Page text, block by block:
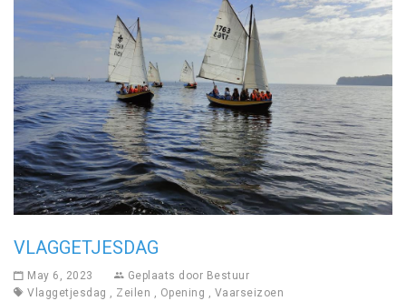
VLAGGETJESDAG
May 6, 2023 Geplaats door Bestuur
Vlaggetjesdag , Zeilen , Opening , Vaarseizoen